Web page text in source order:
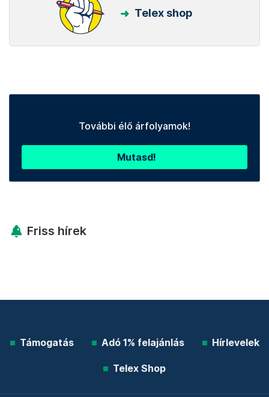
Telex shop
További élő árfolyamok!
Mutasd!
Friss hírek
Támogatás Adó 1% felajánlás Hírlevelek
Telex Shop